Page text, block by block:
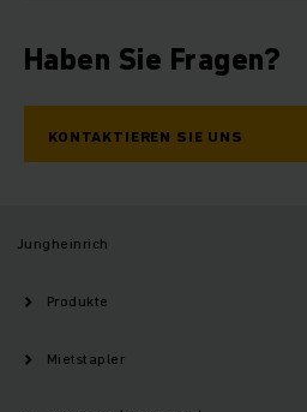
Haben Sie Fragen?
KONTAKTIEREN SIE UNS
Jungheinrich
Produkte
Mietstapler